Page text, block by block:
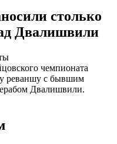
столько
Двалишвили
чемпионата
реваншу с бывшим
Двалишвили.